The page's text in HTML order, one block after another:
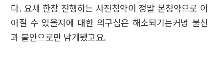
다. 요새 한창 진행하는 사전청약이 정말 본청약으로 이
어질 수 있을지에 대한 의구심은 해소되기는커녕 불신
과 불안으로만 남게됐고요.